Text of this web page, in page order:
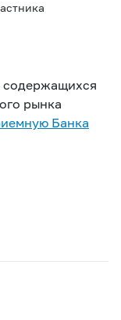
содержащихся
рынка
Банка